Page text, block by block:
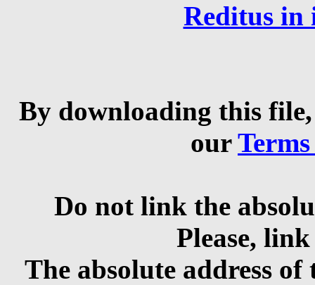
Reditus in
By downloading this
our
Do not link the
Please,
The absolute address